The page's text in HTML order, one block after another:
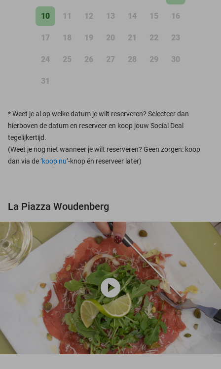
10 11 12 13 14 15 16
17 18 19 20 21 22 23
24 25 26 27 28 29 30
31
*Weet je al op welke datum je wilt reserveren? Selecteer dan
hierboven de datum en reserveer en koop jouw Social Deal
tegelijkertijd.
(Weet je nog niet wanneer je wilt reserveren? Geen zorgen: koop
dan via de ‘koop nu’-knop én reserveer later)
La Piazza Woudenberg
play_circle